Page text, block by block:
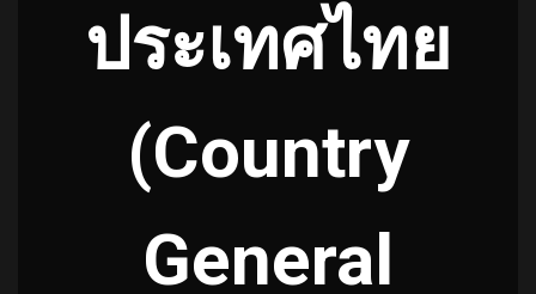
ประเทศไทย
(Country
General